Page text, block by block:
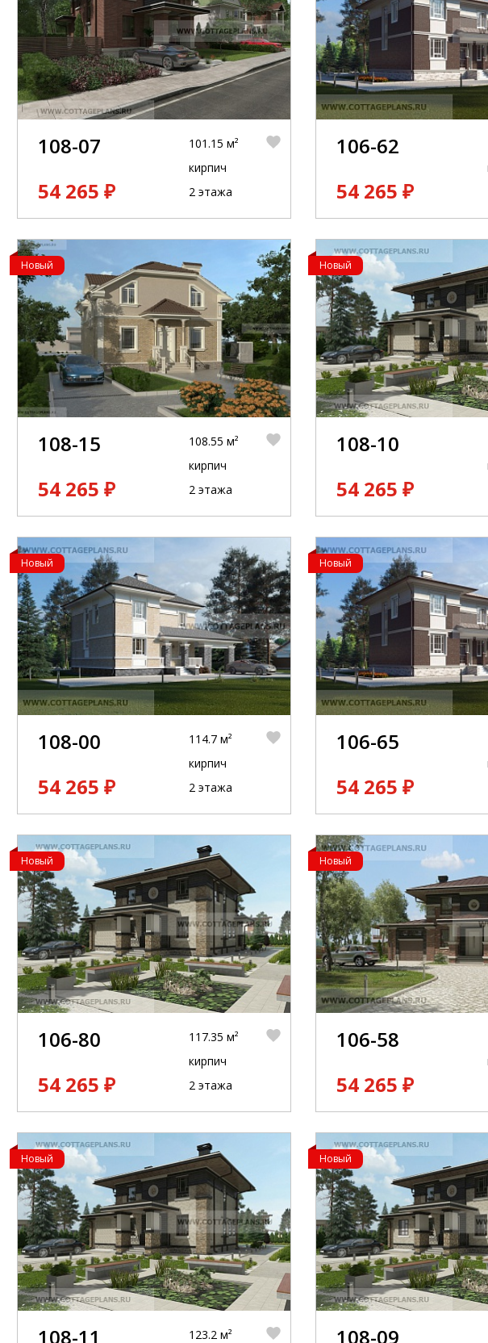
108-07
54 265 ₽
101.15 м²
кирпич
2 этажа
106-62
54 265 ₽
Новый
108-15
54 265 ₽
108.55 м²
кирпич
2 этажа
Новый
108-10
54 265 ₽
Новый
108-00
54 265 ₽
114.7 м²
кирпич
2 этажа
Новый
106-65
54 265 ₽
Новый
106-80
54 265 ₽
117.35 м²
кирпич
2 этажа
Новый
106-58
54 265 ₽
Новый
108-11 123.2 м²
Новый
108-09